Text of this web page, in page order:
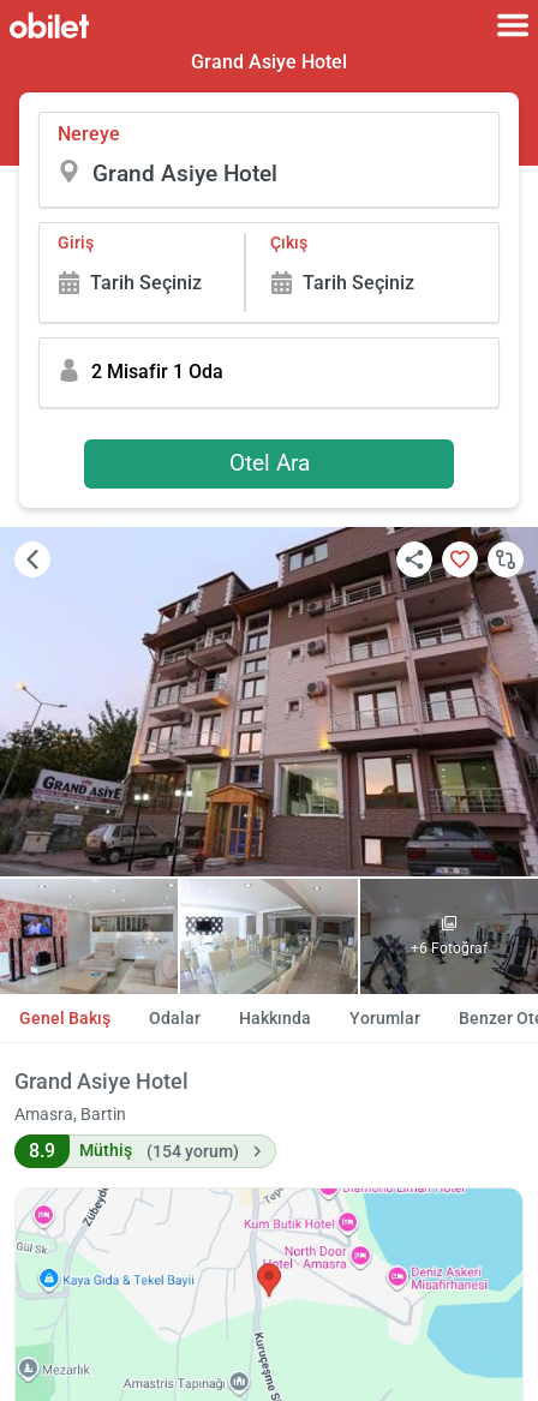
Grand Asiye Hotel
Nereye
Giriş
Tarih Seçiniz
Çıkış
Tarih Seçiniz
2 Misafir 1 Oda
Otel Ara
+6 Fotoğraf
Genel Bakış Odalar Hakkında Yorumlar Benzer
Grand Asiye Hotel
Amasra, Bartin
8.9 Müthiş (154 yorum)